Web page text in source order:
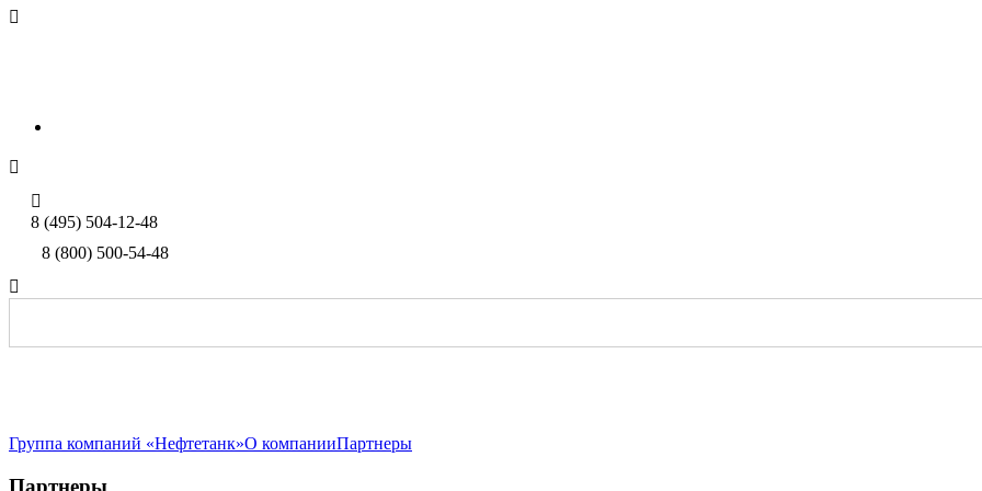



8 (495) 504-12-48
8 (800) 500-54-48

Группа компаний «Нефтетанк»О компанииПартнеры
Партнеры